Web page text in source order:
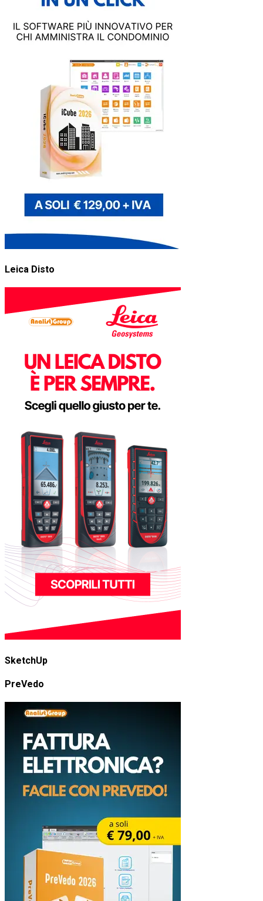
Leica Disto
SketchUp
PreVedo